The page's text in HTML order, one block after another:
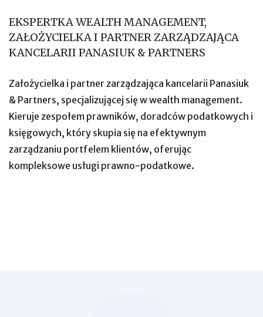
EKSPERTKA WEALTH MANAGEMENT,
ZAŁOŻYCIELKA I PARTNER ZARZĄDZAJĄCA
KANCELARII PANASIUK & PARTNERS
Założycielka i partner zarządzająca kancelarii Panasiuk
& Partners, specjalizującej się w wealth management.
Kieruje zespołem prawników, doradców podatkowych i
księgowych, który skupia się na efektywnym
zarządzaniu portfelem klientów, oferując
kompleksowe usługi prawno-podatkowe.